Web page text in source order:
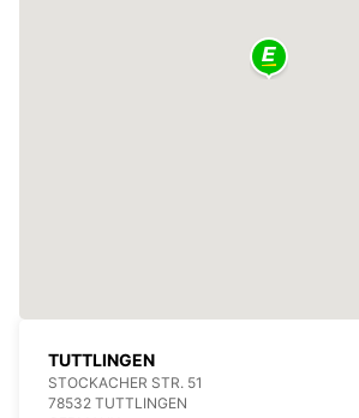
TUTTLINGEN
STOCKACHER STR. 51
78532 TUTTLINGEN